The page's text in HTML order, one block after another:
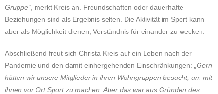
Gruppe“ , merkt Kreis an. Freundschaften oder dauerhafte
Beziehungen sind als Ergebnis selten. Die Aktivität im Sport kann
aber als Möglichkeit dienen, Verständnis für einander zu wecken.
Abschließend freut sich Christa Kreis auf ein Leben nach der
Pandemie und den damit einhergehenden Einschränkungen:
„Gern
hätten wir unsere Mitglieder in ihren Wohngruppen besucht, um mit
ihnen vor Ort Sport zu machen. Aber das war aus Gründen des